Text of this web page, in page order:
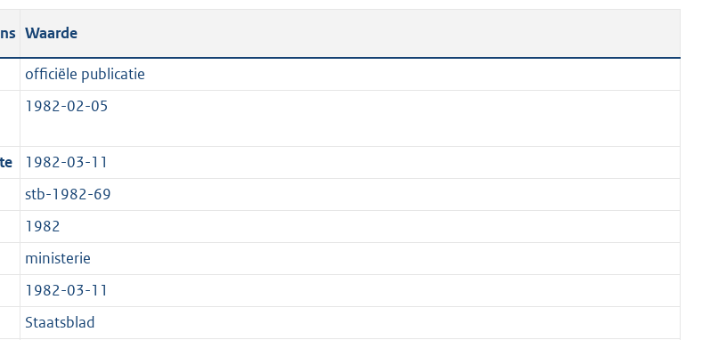
t
a
n
d
s
r
o
o
t
e
:
1
s
a
n
d
g
r
o
t
e
:
Waarde
officiële publicatie
1982-02-05
1982-03-11
stb-1982-69
1982
ministerie
1982-03-11
Staatsblad